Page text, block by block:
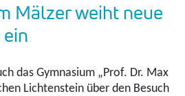
Mälzer weiht neue
das Gymnasium „Prof. Dr. Max
Lichtenstein über den Besuch